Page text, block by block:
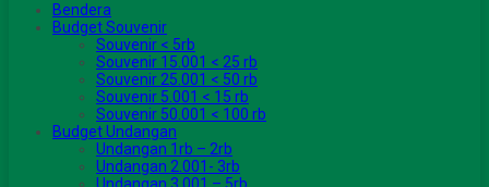
Bendera
Budget Souvenir
Souvenir < 5rb
Souvenir 15.001 < 25 rb
Souvenir 25.001 < 50 rb
Souvenir 5.001 < 15 rb
Souvenir 50.001 < 100 rb
Budget Undangan
Undangan 1rb – 2rb
Undangan 2.001- 3rb